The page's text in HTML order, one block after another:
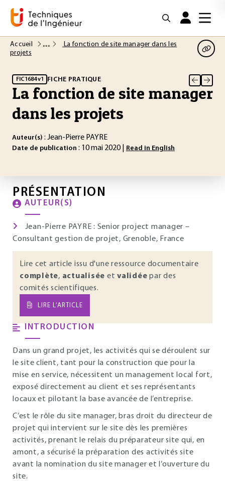
Accueil
La fonction de site manager dans les
projets
FIC1684 v1 FICHE PRATIQUE
La fonction de site manager
dans les projets
Auteur(s) : Jean-Pierre PAYRE
Date de publication : 10 mai 2020 | Read in English
PRÉSENTATION
AUTEUR(S)
Jean-Pierre PAYRE : Senior project manager –
Consultant gestion de projet, Grenoble, France
Lire cet article issu d'une ressource documentaire
complète, actualisée et validée par des
comités scientifiques.
LIRE L’ARTICLE
INTRODUCTION
Dans un grand projet, les activités qui se déroulent sur
le site client, tant pour la construction que pour la
mise en service, nécessitent un management local fort,
exposé directement au client et ses représentants
locaux et pilotant la base avancée de l’entreprise.
C’est le rôle du site manager, bras droit du directeur de
projet qui intervient sur le site dès les premières
activités, prenant le relais du préparateur site qui, en
amont, a sécurisé la préparation des activités site
avant la nomination du site manager et l’ouverture du
site.